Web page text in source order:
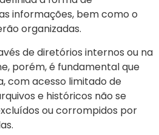
informações, bem como o
organizadas.
de diretórios internos ou na
porém, é fundamental que
com acesso limitado de
e históricos não se
ou corrompidos por